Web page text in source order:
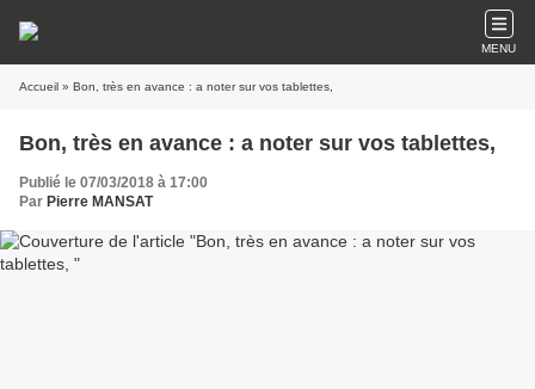
MENU
Accueil » Bon, très en avance : a noter sur vos tablettes,
Bon, très en avance : a noter sur vos tablettes,
Publié le 07/03/2018 à 17:00
Par Pierre MANSAT